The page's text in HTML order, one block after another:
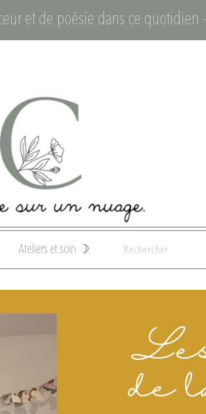
et de poésie dans ce quotidien -
Ateliers et soin ☽